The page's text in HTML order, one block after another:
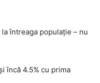
întreaga populație – nu
încă 4.5% cu prima